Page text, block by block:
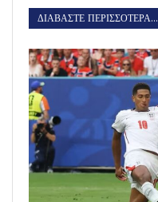
ΔΙΑΒΑΣΤΕ ΠΕΡΙΣΣΟΤΕΡΑ...